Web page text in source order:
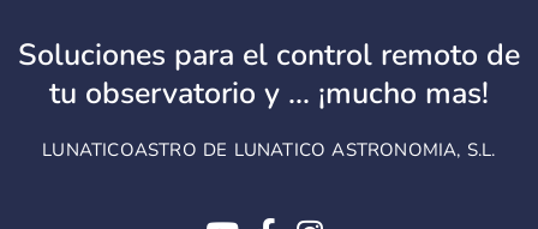
contenido
Soluciones para el control remoto de
tu observatorio y ... ¡mucho mas!
LUNATICOASTRO DE LUNATICO ASTRONOMIA, S.L.